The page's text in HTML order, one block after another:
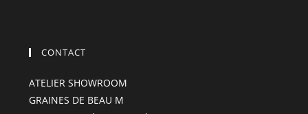
CONTACT
ATELIER SHOWROOM
GRAINES DE BEAU M